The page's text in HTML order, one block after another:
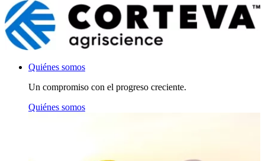
Quiénes somos
Un compromiso con el progreso creciente.
Quiénes somos